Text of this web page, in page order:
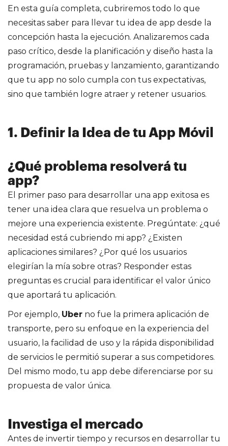
En esta guía completa, cubriremos todo lo que
necesitas saber para llevar tu idea de app desde la
concepción hasta la ejecución. Analizaremos cada
paso crítico, desde la planificación y diseño hasta la
programación, pruebas y lanzamiento, garantizando
que tu app no solo cumpla con tus expectativas,
sino que también logre atraer y retener usuarios.
1. Definir la Idea de tu App Móvil
¿Qué problema resolverá tu
app?
El primer paso para desarrollar una app exitosa es
tener una idea clara que resuelva un problema o
mejore una experiencia existente. Pregúntate: ¿qué
necesidad está cubriendo mi app? ¿Existen
aplicaciones similares? ¿Por qué los usuarios
elegirían la mía sobre otras? Responder estas
preguntas es crucial para identificar el valor único
que aportará tu aplicación.
Por ejemplo, Uber no fue la primera aplicación de
transporte, pero su enfoque en la experiencia del
usuario, la facilidad de uso y la rápida disponibilidad
de servicios le permitió superar a sus competidores.
Del mismo modo, tu app debe diferenciarse por su
propuesta de valor única.
Investiga el mercado
Antes de invertir tiempo y recursos en desarrollar tu